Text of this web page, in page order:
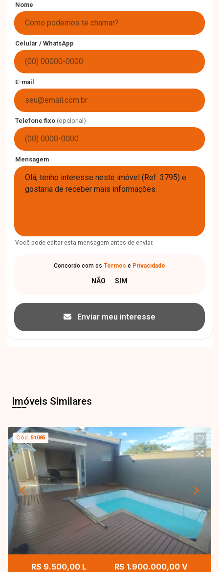
Nome
Celular / WhatsApp
E-mail
Telefone fixo (opcional)
Mensagem
Você pode editar esta mensagem antes de enviar.
Concordo com os Termos e Privacidade
Enviar meu interesse
Imóveis Similares
Cód.51085
R$ 9.500,00 L R$ 1.900.000,00 V